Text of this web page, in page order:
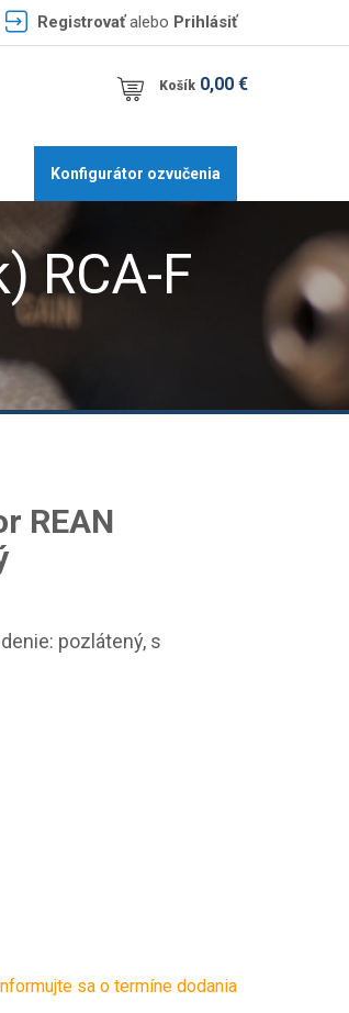
Registrovaťalebo Prihlásiť
Košík 0,00 €
Konfigurátor ozvučenia
RCA-F
REAN
pozlátený, s
sa o termíne dodania